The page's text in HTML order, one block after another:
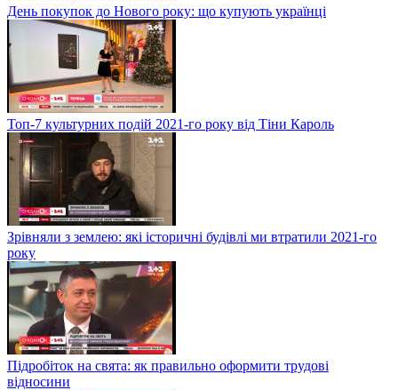
День покупок до Нового року: що купують українці
Топ-7 культурних подій 2021-го року від Тіни Кароль
Зрівняли з землею: які історичні будівлі ми втратили 2021-го
року
Підробіток на свята: як правильно оформити трудові
відносини